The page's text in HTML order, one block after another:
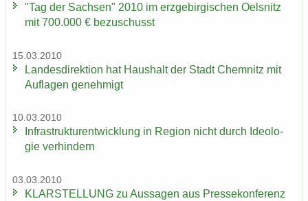
"Tag der Sach­sen" 2010 im erz­ge­bir­gi­schen Oels­nitz
mit 700.000 € be­zu­schusst
15.03.2010
Lan­des­di­rek­ti­on hat Haus­halt der Stadt Chem­nitz mit
Auf­la­gen ge­neh­migt
10.03.2010
In­fra­struk­tur­ent­wick­lung in Re­gi­on nicht durch Ideo­lo­
gie ver­hin­dern
03.03.2010
KLAR­STEL­LUNG zu Aus­sa­gen aus Pres­se­kon­fe­renz